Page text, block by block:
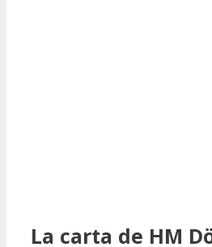
La carta de HM